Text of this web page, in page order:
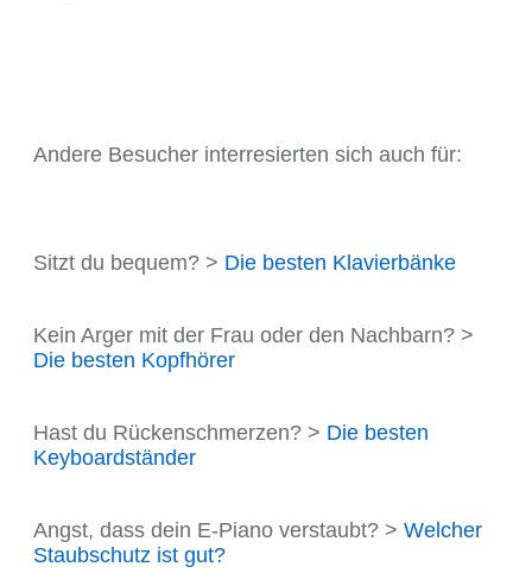
Andere Besucher interresierten sich auch für:
Sitzt du bequem? > Die besten Klavierbänke
Kein Arger mit der Frau oder den Nachbarn? >
Die besten Kopfhörer
Hast du Rückenschmerzen? > Die besten
Keyboardständer
Angst, dass dein E-Piano verstaubt? > Welcher
Staubschutz ist gut?